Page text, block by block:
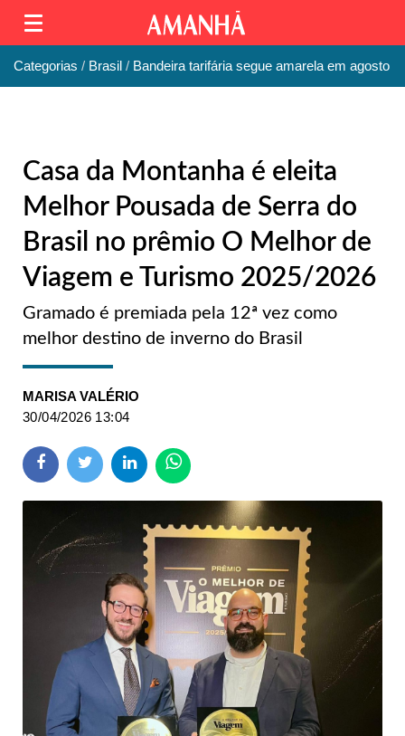
Categorias Brasil Bandeira tarifária segue amarela em agosto
Casa da Montanha é eleita
Melhor Pousada de Serra do
Brasil no prêmio O Melhor de
Viagem e Turismo 2025/2026
Gramado é premiada pela 12ª vez como
melhor destino de inverno do Brasil
MARISA VALÉRIO
30/04/2026 13:04